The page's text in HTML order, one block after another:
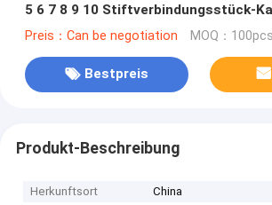
5 6 7 8 9 10 Stiftverbindungsstück-
Stecker für UAV-Daten-Kabel-
Preis：Can be negotiation MOQ：100pcs
Bestpreis
Produkt-Beschreibung
Herkunftsort
China